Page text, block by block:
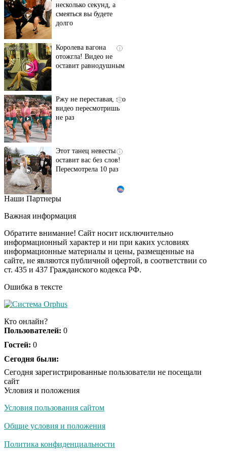
несколько секунд, а
смеяться вы будете
долго
i
Королева вагона
отожгла! Видео не
оставит равнодушным
i
Ржу не переставая, это
видео пересмотришь
не раз
i
Этот танец невесты
оставит вас без слов!
Пересмотрела 10 раз
Ролик длится пару
шоке от увиденного
i
Ролик из Омска: вы
будете смеяться долго
Обнаружена тайная
жена и дочь
Наши Партнеры
Важная информация
Обратите внимание! Сайт носит исключительно
информационный характер и ни при каких условиях
информационные материалы и цены, размещенные на
сайте, не являются публичной офертой, в соответствии со
ст. 435 и 437 Гражданского кодекса РФ.
Ошибка в тексте
Кто онлайн?
Пользователей: 0
Гостей: 0
Сегодня были:
Сегодня зарегистрированные пользователи не посещали
сайт
Условия и положения
Условия пользования сайтом
Общие условия и положения
Политика конфиденциальности